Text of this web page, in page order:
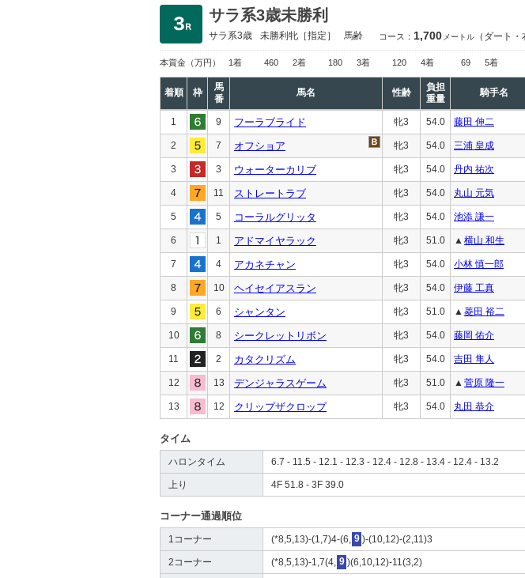
サラ系3歳未勝利
サラ系3歳 未勝利牝［指定］ 馬齢 コース： 1,700 メートル （ダート・
本賞金 （万円） 1着 460 2着 180 3着 120 4着 69 5着
着順 枠
馬
番
馬名 性齢
負担
重量
騎手名
1 9 フーラブライド 牝3 54.0 藤田 伸二
2 7 オフショア 牝3 54.0 三浦 皇成
3 3 ウォーターカリブ 牝3 54.0 丹内 祐次
4 11 ストレートラブ 牝3 54.0 丸山 元気
5 5 コーラルグリッタ 牝3 54.0 池添 謙一
6 1 アドマイヤラック 牝3 51.0 ▲ 横山 和生
7 4 アカネチャン 牝3 54.0 小林 慎一郎
8 10 ヘイセイアスラン 牝3 54.0 伊藤 工真
9 6 シャンタン 牝3 51.0 ▲ 菱田 裕二
10 8 シークレットリボン 牝3 54.0 藤岡 佑介
11 2 カタクリズム 牝3 54.0 吉田 隼人
12 13 デンジャラスゲーム 牝3 51.0 ▲ 菅原 隆一
13 12 クリップザクロップ 牝3 54.0 丸田 恭介
タイム
ハロンタイム 6.7 - 11.5 - 12.1 - 12.3 - 12.4 - 12.8 - 13.4 - 12.4 - 13.2
上り 4F 51.8 - 3F 39.0
コーナー通過順位
1コーナー (*8,5,13)-(1,7)4-(6, 9 )-(10,12)-(2,11)3
2コーナー (*8,5,13)-1,7(4, 9 )(6,10,12)-11(3,2)